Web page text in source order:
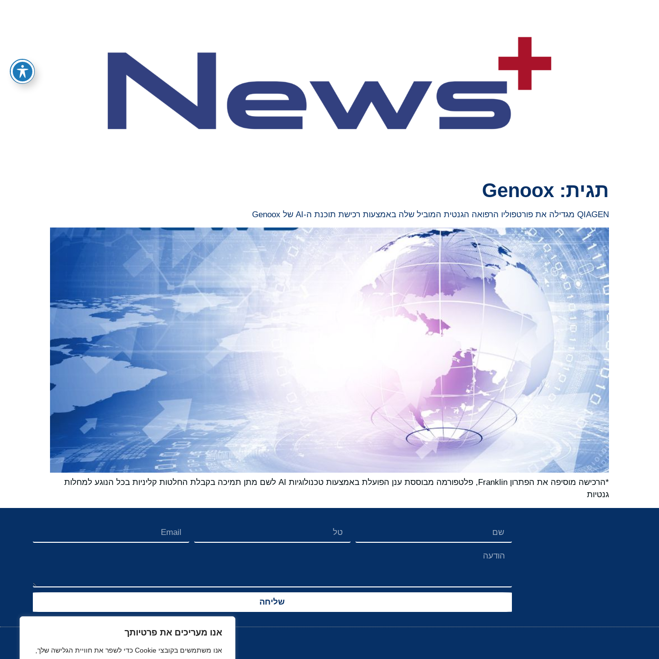
אנו מעריכים את פרטיותך
אנו משתמשים בקובצי Cookie כדי לשפר את חוויית הגלישה שלך,
תגית: Genoox
QIAGEN מגדילה את פורטפוליו הרפואה הגנטית המוביל שלה באמצעות רכישת תוכנת ה-AI של Genoox
*הרכישה מוסיפה את הפתרון Franklin, פלטפורמה מבוססת ענן הפועלת באמצעות טכנולוגיות AI לשם מתן תמיכה בקבלת החלטות קליניות בכל הנוגע למחלות
גנטיות
שליחה